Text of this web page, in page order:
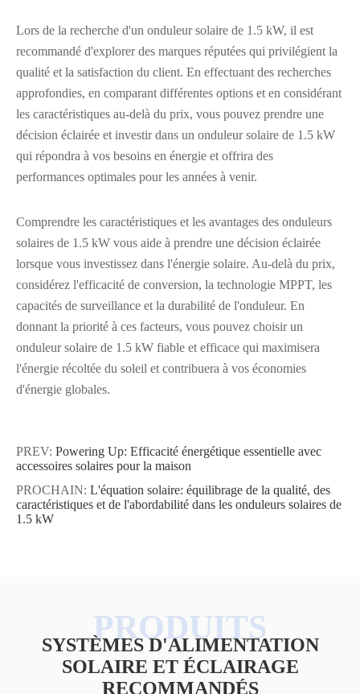
Lors de la recherche d'un onduleur solaire de 1.5 kW, il est
recommandé d'explorer des marques réputées qui privilégient la
qualité et la satisfaction du client. En effectuant des recherches
approfondies, en comparant différentes options et en considérant
les caractéristiques au-delà du prix, vous pouvez prendre une
décision éclairée et investir dans un onduleur solaire de 1.5 kW
qui répondra à vos besoins en énergie et offrira des
performances optimales pour les années à venir.
Comprendre les caractéristiques et les avantages des onduleurs
solaires de 1.5 kW vous aide à prendre une décision éclairée
lorsque vous investissez dans l'énergie solaire. Au-delà du prix,
considérez l'efficacité de conversion, la technologie MPPT, les
capacités de surveillance et la durabilité de l'onduleur. En
donnant la priorité à ces facteurs, vous pouvez choisir un
onduleur solaire de 1.5 kW fiable et efficace qui maximisera
l'énergie récoltée du soleil et contribuera à vos économies
d'énergie globales.
PREV: Powering Up: Efficacité énergétique essentielle avec
accessoires solaires pour la maison
PROCHAIN: L'équation solaire: équilibrage de la qualité, des
caractéristiques et de l'abordabilité dans les onduleurs solaires de
1.5 kW
SYSTÈMES D'ALIMENTATION
SOLAIRE ET ÉCLAIRAGE
RECOMMANDÉS